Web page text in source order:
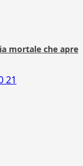
mortale che apre
21